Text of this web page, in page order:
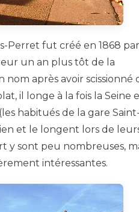
Perret fut créé en 1868 par
un an plus tôt de la
après avoir scissionné
il longe à la fois la Seine
habitués de la gare
et le longent lors de
y sont peu nombreuses,
intéressantes.